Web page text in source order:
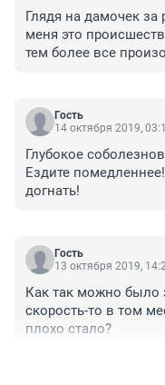
Глядя на дамочек
меня это
тем более все
Гость
14 октября 2019,
Глубокое
Ездите
догнать!
Гость
13 октября 2019,
Как так можно было
скорость-то в том
плохо стало?